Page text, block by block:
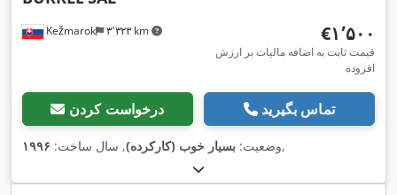
Kežmarok ۳٬۳۲۳ km ‎€۱٬۵۰۰
قیمت ثابت به اضافه مالیات بر ارزش
افزوده
درخواست کردن تماس بگیرید
وضعیت: بسیار خوب (کارکرده), سال ساخت: ۱۹۹۶ ,